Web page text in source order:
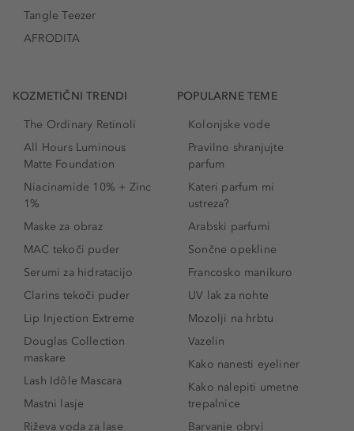
Tangle Teezer
AFRODITA
KOZMETIČNI TRENDI
The Ordinary Retinoli
All Hours Luminous
Matte Foundation
Niacinamide 10% + Zinc
1%
Maske za obraz
MAC tekoči puder
Serumi za hidratacijo
Clarins tekoči puder
Lip Injection Extreme
Douglas Collection
maskare
Lash Idôle Mascara
Mastni lasje
Riževa voda za lase
POPULARNE TEME
Kolonjske vode
Pravilno shranjujte
parfum
Kateri parfum mi
ustreza?
Arabski parfumi
Sončne opekline
Francosko manikuro
UV lak za nohte
Mozolji na hrbtu
Vazelin
Kako nanesti eyeliner
Kako nalepiti umetne
trepalnice
Barvanje obrvi